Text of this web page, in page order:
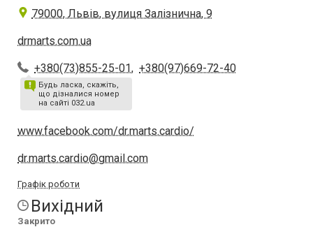
79000, Львів, вулиця Залізнична, 9
drmarts.com.ua
+380(73)855-25-01, +380(97)669-72-40
Будь ласка, скажіть,
що дізналися номер
на сайті 032.ua
www.facebook.com/dr.marts.cardio/
dr.marts.cardio@gmail.com
Графік роботи
Вихідний
Закрито